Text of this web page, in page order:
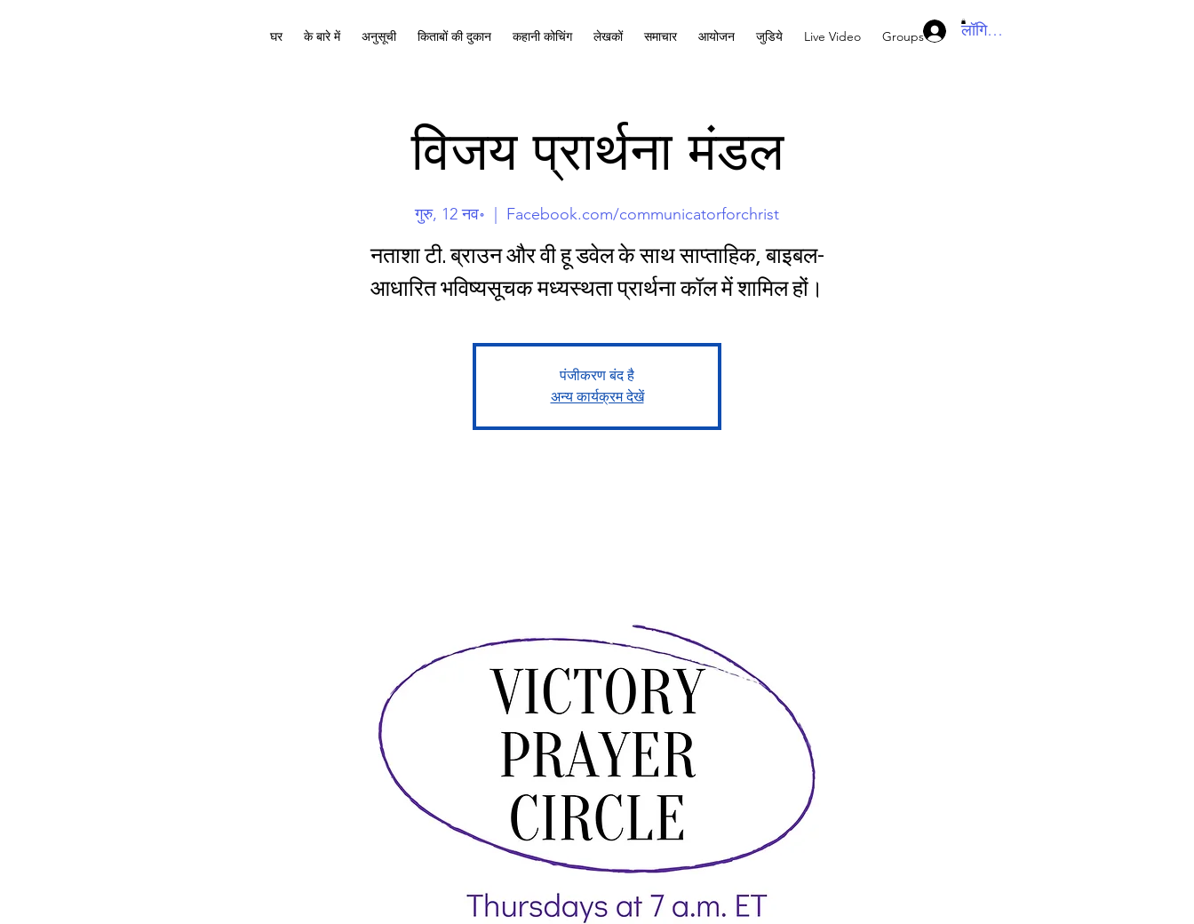
घर के बारे में अनुसूची किताबों की दुकान कहानी कोचिंग लेखकों समाचार आयोजन जुडिये Live Video Groups लॉगिन करें
विजय प्रार्थना मंडल
गुरु, 12 नव॰ Facebook.com/communicatorforchrist
नताशा टी. ब्राउन और वी हू डवेल के साथ साप्ताहिक, बाइबल-
आधारित भविष्यसूचक मध्यस्थता प्रार्थना कॉल में शामिल हों।
पंजीकरण बंद है
अन्य कार्यक्रम देखें